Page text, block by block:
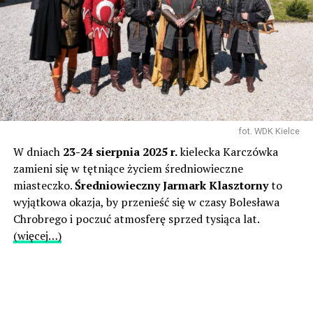
fot. WDK Kielce
W dniach 23-24 sierpnia 2025 r.kielecka Karczówka
zamieni się w tętniące życiem średniowieczne
miasteczko.Średniowieczny Jarmark Klasztornyto
wyjątkowa okazja, by przenieść się w czasy Bolesława
Chrobrego i poczuć atmosferę sprzed tysiąca lat.
(więcej…)